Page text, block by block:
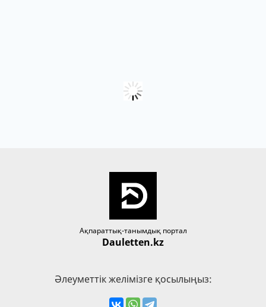
Ақпараттық-танымдық портал
Dauletten.kz
Әлеуметтік желімізге қосылыңыз: